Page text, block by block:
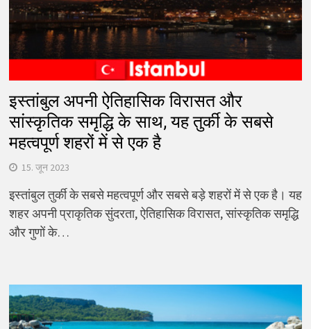
इस्तांबुल अपनी ऐतिहासिक विरासत और
सांस्कृतिक समृद्धि के साथ, यह तुर्की के सबसे
महत्वपूर्ण शहरों में से एक है
15. जून 2023
इस्तांबुल तुर्की के सबसे महत्वपूर्ण और सबसे बड़े शहरों में से एक है। यह
शहर अपनी प्राकृतिक सुंदरता, ऐतिहासिक विरासत, सांस्कृतिक समृद्धि
और गुणों के…